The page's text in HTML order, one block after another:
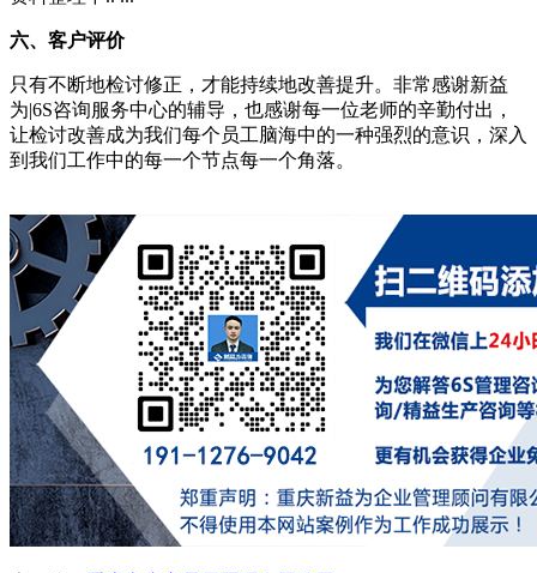
六、客户评价
只有不断地检讨修正，才能持续地改善提升。非常感谢新益
为|6S咨询服务中心的辅导，也感谢每一位老师的辛勤付出，
让检讨改善成为我们每个员工脑海中的一种强烈的意识，深入
到我们工作中的每一个节点每一个角落。